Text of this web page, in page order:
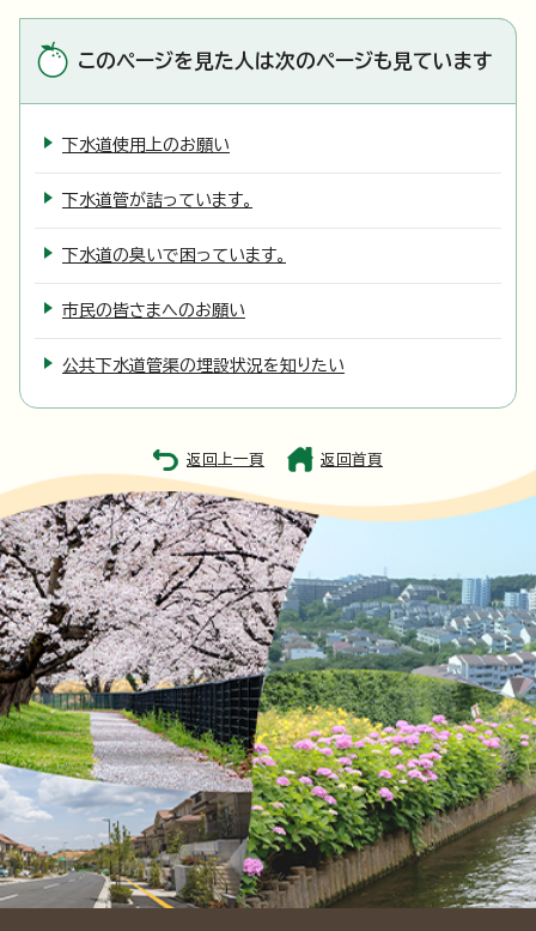
このページを見た人は次のページも見ています
下水道使用上のお願い
下水道管が詰っています。
下水道の臭いで困っています。
市民の皆さまへのお願い
公共下水道管渠の埋設状況を知りたい
返回上一頁 返回首頁